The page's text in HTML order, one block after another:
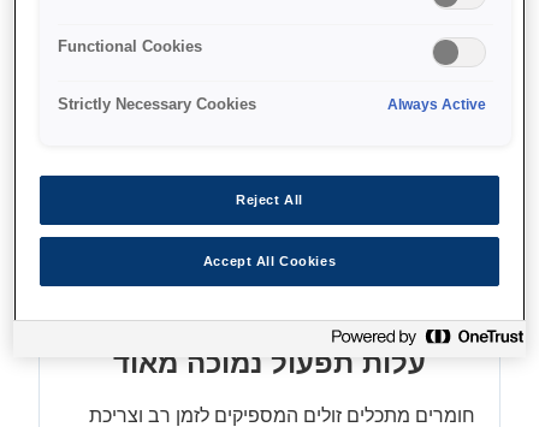
מהירויות הדפסה מובילות בשוק
השלמה מהירה יותר של ריצות הדפסה בנפח גבוה
עלות תפעול נמוכה מאוד
חומרים מתכלים זולים המספיקים לזמן רב וצריכת
Functional Cookies
Strictly Necessary Cookies Always Active
Reject All
Accept All Cookies